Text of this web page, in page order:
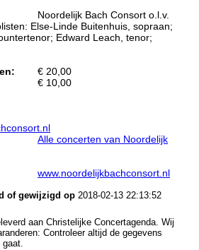
Noordelijk Bach Consort o.l.v.
Else-Linde Buitenhuis, sopraan;
Edward Leach, tenor;
€ 20,00
€ 10,00
Alle concerten van Noordelijk
www.noordelijkbachconsort.nl
of gewijzigd op 2018-02-13 22:13:52
aan Christelijke Concertagenda. Wij
Controleer altijd de gegevens
gaat.